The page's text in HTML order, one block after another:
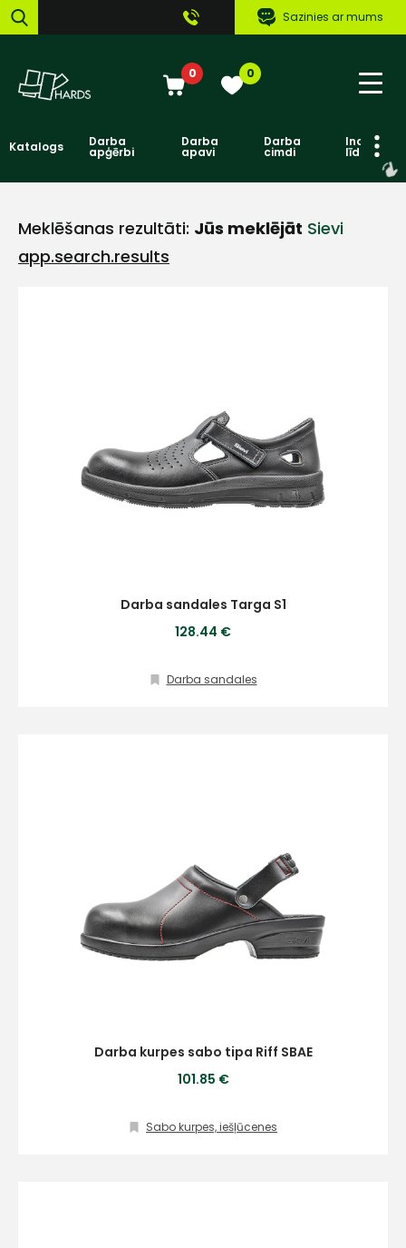
Sazinies ar mums
0 0
Katalogs Darba
apģērbi
Darba
apavi
Darba
cimdi līdzekļi
Meklēšanas rezultāti: Jūs meklējāt Sievi
app.search.results
Darba sandales Targa S1
128.44 €
Darba sandales
Darba kurpes sabo tipa Riff SBAE
101.85 €
Sabo kurpes, iešļūcenes